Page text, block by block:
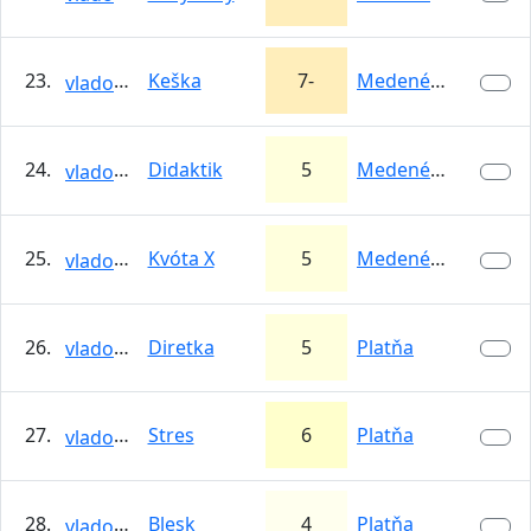
23. vlado83 Keška 7- Medené Hámre
24. vlado83 Didaktik 5 Medené Hámre
25. vlado83 Kvóta X 5 Medené Hámre
26. vlado83 Diretka 5 Platňa
27. vlado83 Stres 6 Platňa
28. Blesk 4 Platňa